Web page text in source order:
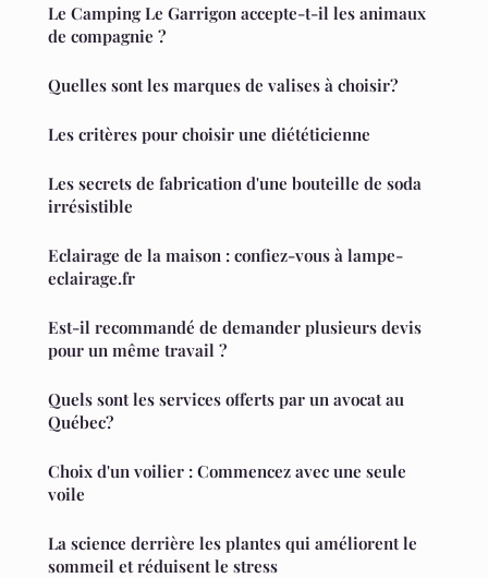
Le Camping Le Garrigon accepte-t-il les animaux
de compagnie ?
Quelles sont les marques de valises à choisir?
Les critères pour choisir une diététicienne
Les secrets de fabrication d'une bouteille de soda
irrésistible
Eclairage de la maison : confiez-vous à lampe-
eclairage.fr
Est-il recommandé de demander plusieurs devis
pour un même travail ?
Quels sont les services offerts par un avocat au
Québec?
Choix d'un voilier : Commencez avec une seule
voile
La science derrière les plantes qui améliorent le
sommeil et réduisent le stress